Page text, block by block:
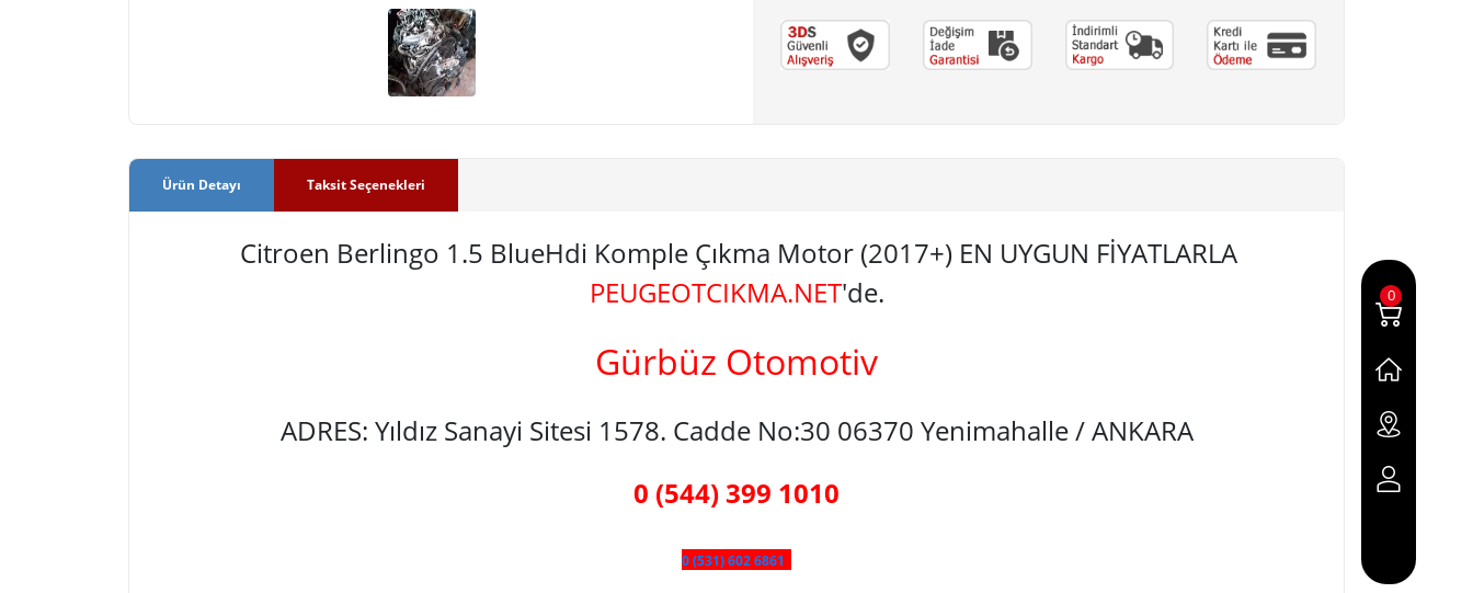
Ürün Detayı Taksit Seçenekleri
Citroen Berlingo 1.5 BlueHdi Komple Çıkma Motor (2017+) EN UYGUN FİYATLARLA
PEUGEOTCIKMA.NET'de.
Gürbüz Otomotiv
ADRES: Yıldız Sanayi Sitesi 1578. Cadde No:30 06370 Yenimahalle / ANKARA
0 (544) 399 1010
0 (531) 602 6861
0